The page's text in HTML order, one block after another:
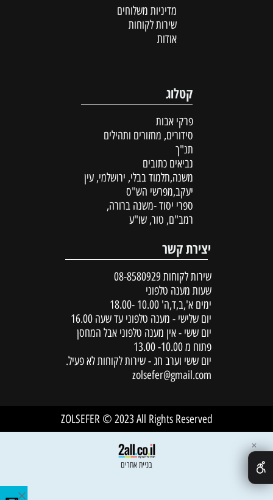
מדיניות משלוחים
שירות לקוחות
אודות
קטלוג
פרקי אבות
סידורים, מחזורים ותהילים
תנ"ך
נביאים כתובים
משנה,תלמוד בבלי, ירושלמי, עין
יעקב,מפרשי הש"ס
ספרי יסוד -משנה ברורה,
רמב"ם, טור, שו"ע
יצירת קשר
שירות לקוחות 08-8580929
שעות מענה טלפוני
ימים א',ב,ד,ה' 10.00 -18.00
יום שלישי - מענה טלפוני עד שעה 16.00
יום ששי - אין מענה טלפוני אבל המחסן
פתוח מ 10.00- 13.00
יום ששי וערב חג - שירות לקוחות לא פעיל.
zolsefer@gmail.com
ZOLSEFER © 2023 All Rights Reserved
בניית אתרים
✕